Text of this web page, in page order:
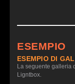
ESEMPIO
ESEMPIO DI
La seguente galleria
Ligntbox.